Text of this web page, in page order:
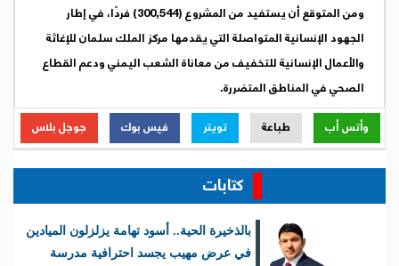
ومن المتوقع أن يستفيد من المشروع (300,544) فردًا، في إطار
الجهود الإنسانية المتواصلة التي يقدمها مركز الملك سلمان للإغاثة
والأعمال الإنسانية للتخفيف من معاناة الشعب اليمني ودعم القطاع
الصحي في المناطق المتضررة.
وأتس أب
طباعة تويتر فيس بوك جوجل بلاس
كتابات
بالذخيرة الحية.. أسود تهامة يزلزلون الميادين
في عرض مهيب يجسد احترافية مدرسة